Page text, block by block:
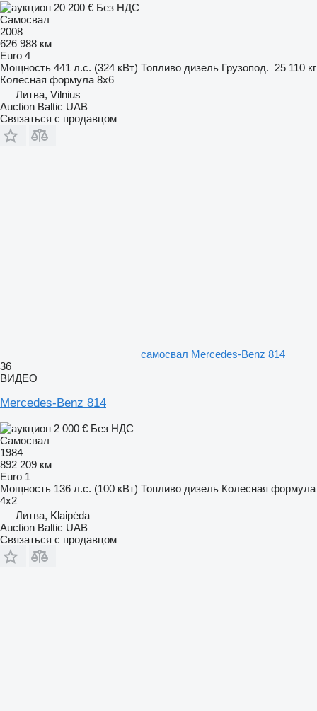
20 200 € Без НДС
Самосвал
2008
626 988 км
Euro 4
Мощность 441 л.с. (324 кВт) Топливо дизель Грузопод. 25 110 кг
Колесная формула 8x6
Литва, Vilnius
Auction Baltic UAB
Связаться с продавцом
самосвал Mercedes-Benz 814
36
ВИДЕО
Mercedes-Benz 814
2 000 € Без НДС
Самосвал
1984
892 209 км
Euro 1
Мощность 136 л.с. (100 кВт) Топливо дизель Колесная формула
4x2
Литва, Klaipėda
Auction Baltic UAB
Связаться с продавцом